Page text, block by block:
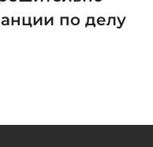
по делу